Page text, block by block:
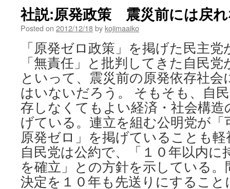
社
長、
新
権
に
追
加
支
援
要
望
原
賠
法
見
し
社説:原発政策 震災前には戻
Posted on 2012/12/18by kojimaaiko
「原発ゼロ政策」を掲げた民主
「無責任」と批判してきた自民
といって、震災前の原発依存社
はいないだろう。 そもそも、自
存しなくてもよい経済・社会構造
げている。連立を組む公明党が
原発ゼロ」を掲げていることも
自民党は公約で、「１０年以内に
を確立」との方針を示している
決定を１０年も先送りにするこ